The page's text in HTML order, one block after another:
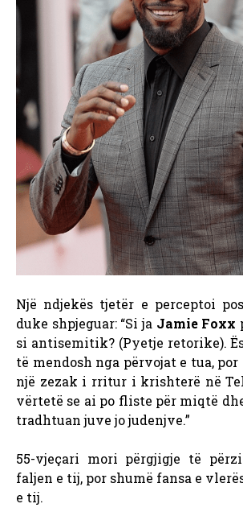
Një ndjekës tjetër e perceptoi
duke shpjeguar: “Si ja Jamie Foxx
si antisemitik? (Pyetje retorike).
të mendosh nga përvojat e tua,
një zezak i rritur i krishterë në
vërtetë se ai po fliste për miqtë
tradhtuan juve jo judenjve.”
55-vjeçari mori përgjigje të
faljen e tij, por shumë fansa e
e tij.